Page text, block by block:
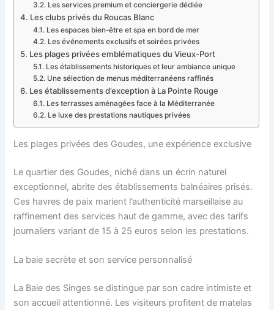
Les services premium et conciergerie dédiée
Les clubs privés du Roucas Blanc
Les espaces bien-être et spa en bord de mer
Les événements exclusifs et soirées privées
Les plages privées emblématiques du Vieux-Port
Les établissements historiques et leur ambiance unique
Une sélection de menus méditerranéens raffinés
Les établissements d’exception à La Pointe Rouge
Les terrasses aménagées face à la Méditerranée
Le luxe des prestations nautiques privées
Les plages privées des Goudes, une expérience exclusive
Le quartier des Goudes, niché dans un écrin naturel
exceptionnel, abrite des établissements balnéaires prisés.
Ces havres de paix marient l’authenticité marseillaise au
raffinement des services haut de gamme, avec des tarifs
journaliers variant de 15 à 25 euros selon les prestations.
La baie secrète et son service personnalisé
La Baie des Singes se distingue par son cadre intimiste et
son accueil attentionné. Les visiteurs profitent de matelas